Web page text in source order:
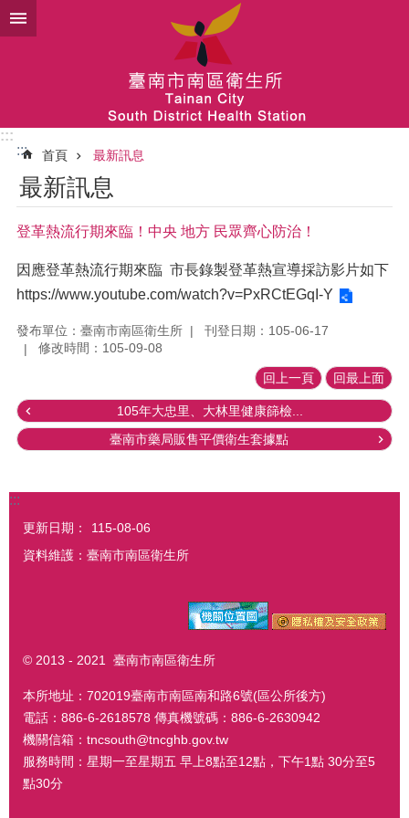
跳到主要內容區塊
:::
:::
首頁 最新訊息
最新訊息
登革熱流行期來臨！中央 地方 民眾齊心防治！
因應登革熱流行期來臨 市長錄製登革熱宣導採訪影片如下
https://www.youtube.com/watch?v=PxRCtEGqI-Y
發布單位：臺南市南區衛生所
刊登日期：105-06-17
修改時間：105-09-08
回上一頁 回最上面
105年大忠里、大林里健康篩檢...
臺南市藥局販售平價衛生套據點
:::
更新日期：
115-08-06
資料維護：臺南市南區衛生所
© 2013 - 2021 臺南市南區衛生所
本所地址：702019臺南市南區南和路6號(區公所後方)
電話：886-6-2618578 傳真機號碼：886-6-2630942
機關信箱：tncsouth@tncghb.gov.tw
服務時間：星期一至星期五 早上8點至12點，下午1點 30分至5
點30分